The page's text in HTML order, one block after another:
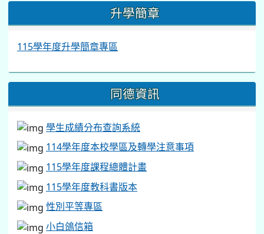
::: 升學簡章
115學年度升學簡章專區
同德資訊
學生成績分布查詢系統
114學年度本校學區及轉學注意事項
115學年度課程總體計畫
115學年度教科書版本
性別平等專區
小白鴿信箱